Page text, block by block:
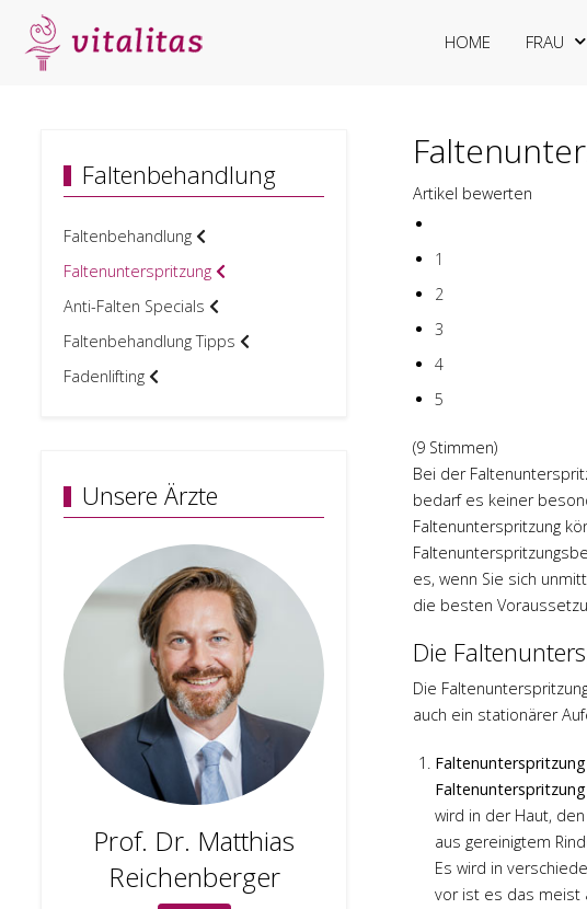
HOME FRAU
Faltenbehandlung
Faltenbehandlung
Faltenunterspritzung
Anti-Falten Specials
Faltenbehandlung Tipps
Fadenlifting
Unsere Ärzte
Prof. Dr. Matthias
Reichenberger
Prof. Dr. med.
Holger Engel
Artikel bewerten
1
2
3
4
5
(9 Stimmen)
Bei der
bedarf es keiner
Faltenunterspritzung
es, wenn Sie sich
die besten
Die
Die
auch ein stationärer
wird in der Haut,
aus gereinigtem
Es wird in
vor ist es das meist